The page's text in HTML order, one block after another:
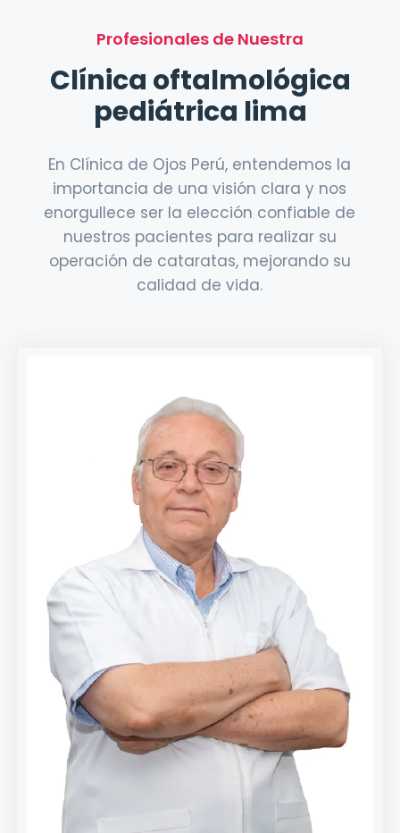
Profesionales de Nuestra
Clínica oftalmológica
pediátrica lima
En Clínica de Ojos Perú, entendemos la
importancia de una visión clara y nos
enorgullece ser la elección confiable de
nuestros pacientes para realizar su
operación de cataratas, mejorando su
calidad de vida.